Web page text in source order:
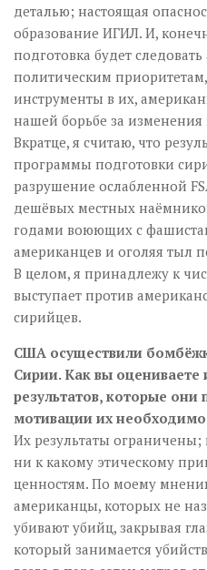
деталью; настоящая
образование ИГИЛ. И,
подготовка будет
политическим
инструменты в их,
нашей борьбе за
Вкратце, я считаю, что
программы подготовки
разрушение ослабленной
дешёвых местных
годами воюющих с
американцев и оголяя тыл
В целом, я принадлежу к
выступает против
сирийцев.
США осуществили
Сирии. Как вы оцениваете
результатов, которые они
мотивации их
Их результаты
ни к какому этическому
ценностям. По моему
американцы, которых не
убивают убийц, закрывая
который занимается